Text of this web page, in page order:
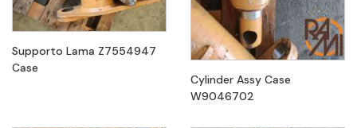
Supporto Lama Z7554947
Case
Cylinder Assy Case
W9046702